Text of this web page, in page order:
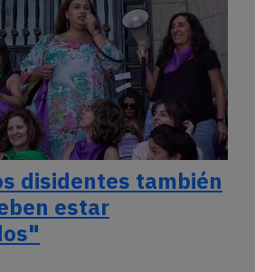
disidentes también
estar